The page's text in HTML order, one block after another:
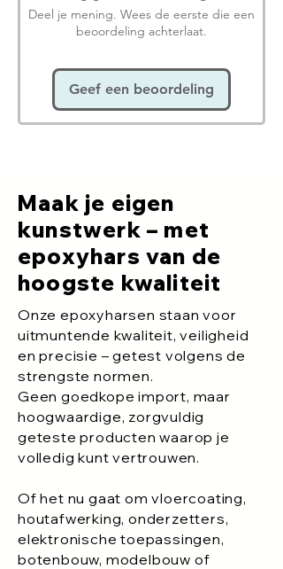
Deel je mening. Wees de eerste die een
beoordeling achterlaat.
Geef een beoordeling
Maak je eigen
kunstwerk – met
epoxyhars van de
hoogste kwaliteit
Onze epoxyharsen staan voor
uitmuntende kwaliteit, veiligheid
en precisie – getest volgens de
strengste normen.
Geen goedkope import, maar
hoogwaardige, zorgvuldig
geteste producten waarop je
volledig kunt vertrouwen.
Of het nu gaat om vloercoating,
houtafwerking, onderzetters,
elektronische toepassingen,
botenbouw, modelbouw of